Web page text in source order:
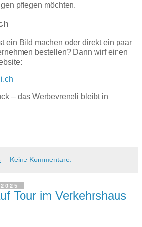
pflegen möchten.
ein Bild machen oder direkt ein paar
bestellen? Dann wirf einen
– das Werbevreneli bleibt in
Keine Kommentare:
Tour im Verkehrshaus